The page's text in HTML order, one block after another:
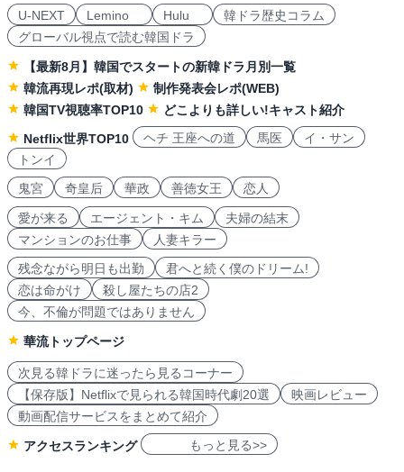
U-NEXT
Lemino Hulu
韓ドラ歴史コラム
グローバル視点で読む韓国ドラ
【最新8月】韓国でスタートの新韓ドラ月別一覧
韓流再現レポ(取材)
制作発表会レポ(WEB)
韓国TV視聴率TOP10
どこよりも詳しい!キャスト紹介
Netflix世界TOP10
ヘチ 王座への道 馬医
イ・サン
トンイ
鬼宮
奇皇后 華政 善徳女王 恋人
愛が来る エージェント・キム
夫婦の結末
マンションのお仕事
人妻キラー
残念ながら明日も出勤
君へと続く僕のドリーム!
恋は命がけ
殺し屋たちの店2
今、不倫が問題ではありません
華流トップページ
次見る韓ドラに迷ったら見るコーナー
【保存版】Netflixで見られる韓国時代劇20選
映画レビュー
動画配信サービスをまとめて紹介
アクセスランキング もっと見る>>